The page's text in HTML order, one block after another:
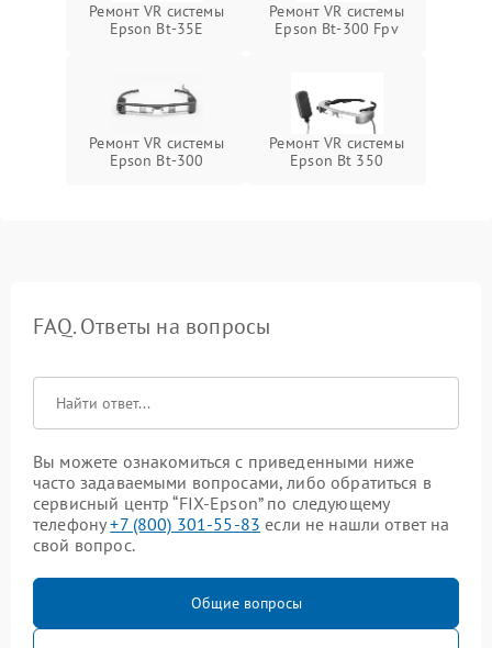
Ремонт VR системы
Epson Bt-35E
Ремонт VR системы
Epson Bt-300 Fpv
Ремонт VR системы
Epson Bt-300
Ремонт VR системы
Epson Bt 350
FAQ. Ответы на вопросы
Вы можете ознакомиться с приведенными ниже
часто задаваемыми вопросами, либо обратиться в
сервисный центр “FIX-Epson” по следующему
телефону+7 (800) 301-55-83 если не нашли ответ на
свой вопрос.
Общие вопросы